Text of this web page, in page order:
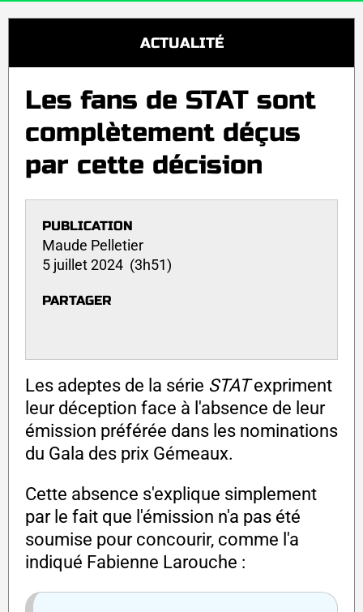
ACTUALITÉ
Les fans de STAT sont
complètement déçus
par cette décision
PUBLICATION
Maude Pelletier
5 juillet 2024 (3h51)
PARTAGER
Les adeptes de la série STATexpriment
leur déception face à l'absence de leur
émission préférée dans les nominations
du Gala des prix Gémeaux.
Cette absence s'explique simplement
par le fait que l'émission n'a pas été
soumise pour concourir, comme l'a
indiqué Fabienne Larouche :